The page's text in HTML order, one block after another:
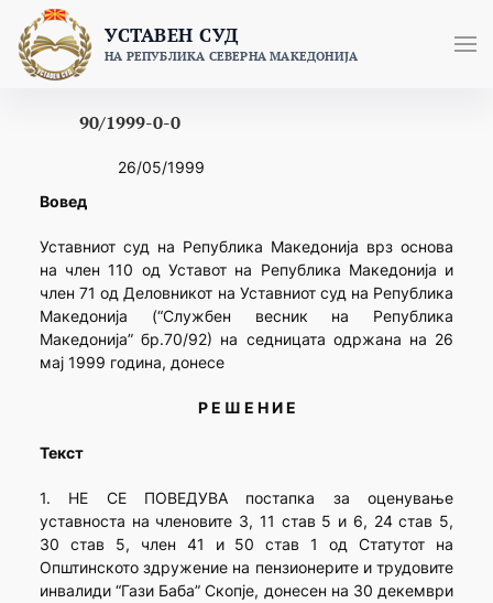
content
УСТАВЕН СУД
НА РЕПУБЛИКА СЕВЕРНА МАКЕДОНИЈА
90/1999-0-0
26/05/1999
Вовед
Уставниот суд на Република Македонија врз основа
на член 110 од Уставот на Република Македонија и
член 71 од Деловникот на Уставниот суд на Република
Македонија (“Службен весник на Република
Македонија” бр.70/92) на седницата одржана на 26
мај 1999 година, донесе
Р Е Ш Е Н И Е
Текст
1. НЕ СЕ ПОВЕДУВА постапка за оценување
уставноста на членовите 3, 11 став 5 и 6, 24 став 5,
30 став 5, член 41 и 50 став 1 од Статутот на
Општинското здружение на пензионерите и трудовите
инвалиди “Гази Баба” Скопје, донесен на 30 декември